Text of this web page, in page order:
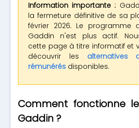
Information importante :
la fermeture définitive de sa
février 2026. Le programme
Gaddin n'est plus actif.
cette page à titre informatif et
découvrir les alternatives
rémunérés disponibles.
Comment fonctionne
Gaddin ?